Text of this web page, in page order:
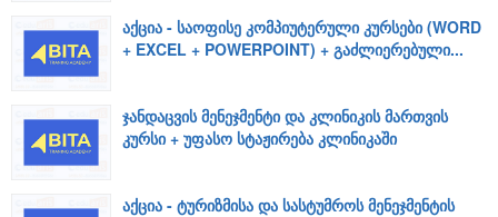
აქცია - საოფისე კომპიუტერული კურსები (WORD
+ EXCEL + POWERPOINT) + გაძლიერებული...
ჯანდაცვის მენეჯმენტი და კლინიკის მართვის
კურსი + უფასო სტაჟირება კლინიკაში
აქცია - ტურიზმისა და სასტუმროს მენეჯმენტის